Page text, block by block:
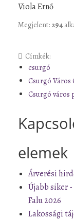
Viola Ernő
Megjelent: 294
Címkék:
csurgó
Csurgó
Csurgó város
elemek
Árverési
Újabb siker
Falu 2026
Lakossági